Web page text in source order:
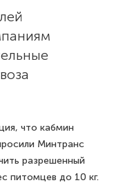
что кабмин
Минтранс
разрешенный
питомцев до 10 кг.